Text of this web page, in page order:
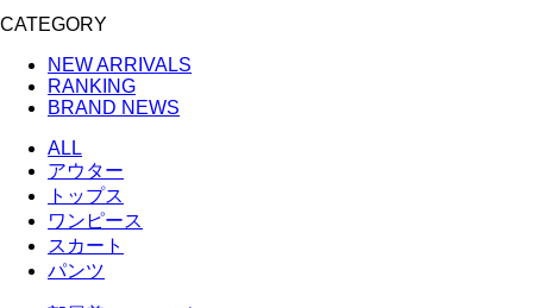
CATEGORY
NEW ARRIVALS
RANKING
BRAND NEWS
ALL
アウター
トップス
ワンピース
スカート
パンツ